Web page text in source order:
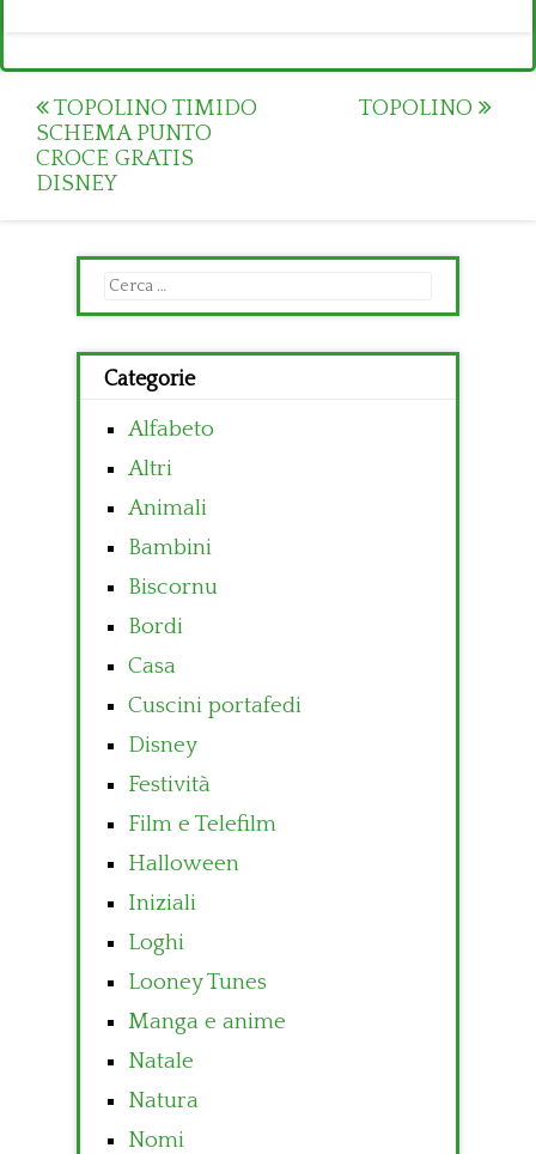
Post
navigation
TOPOLINO TIMIDO
SCHEMA PUNTO
CROCE GRATIS
DISNEY
TOPOLINO
Ricerca
per:
Categorie
Alfabeto
Altri
Animali
Bambini
Biscornu
Bordi
Casa
Cuscini portafedi
Disney
Festività
Film e Telefilm
Halloween
Iniziali
Loghi
Looney Tunes
Manga e anime
Natale
Natura
Nomi